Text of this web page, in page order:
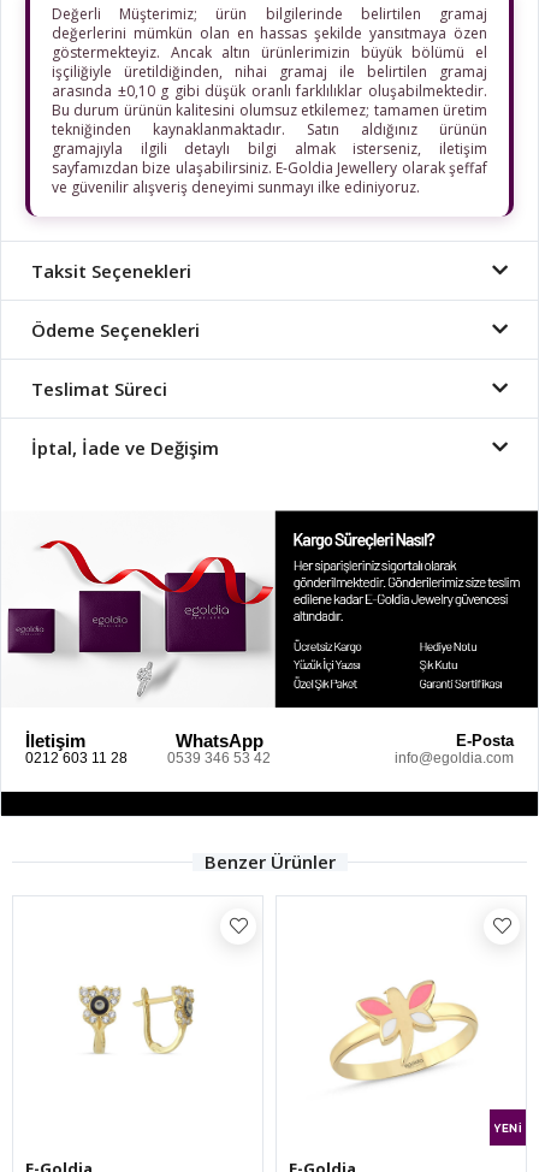
Değerli Müşterimiz; ürün bilgilerinde belirtilen gramaj
değerlerini mümkün olan en hassas şekilde yansıtmaya özen
göstermekteyiz. Ancak altın ürünlerimizin büyük bölümü el
işçiliğiyle üretildiğinden, nihai gramaj ile belirtilen gramaj
arasında ±0,10 g gibi düşük oranlı farklılıklar oluşabilmektedir.
Bu durum ürünün kalitesini olumsuz etkilemez; tamamen üretim
tekniğinden kaynaklanmaktadır. Satın aldığınız ürünün
gramajıyla ilgili detaylı bilgi almak isterseniz, iletişim
sayfamızdan bize ulaşabilirsiniz. E-Goldia Jewellery olarak şeffaf
ve güvenilir alışveriş deneyimi sunmayı ilke ediniyoruz.
Taksit Seçenekleri
Ödeme Seçenekleri
Teslimat Süreci
İptal, İade ve Değişim
İletişim
0212 603 11 28
WhatsApp
0539 346 53 42
E-Posta
info@egoldia.com
Benzer Ürünler